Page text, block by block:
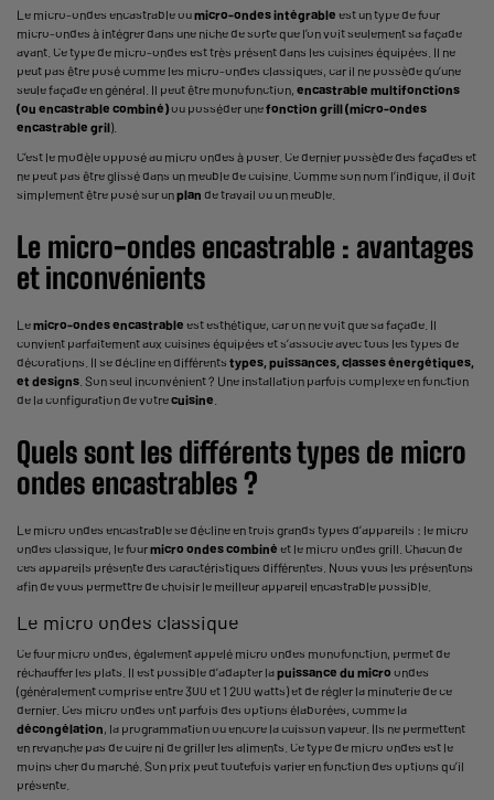
Le micro-ondes encastrable oumicro-ondes intégrable est un type de four
micro-ondes à intégrer dans une niche de sorte que l’on voit seulement sa façade
avant. Ce type de micro-ondes est très présent dans les cuisines équipées. Il ne
peut pas être posé comme les micro-ondes classiques, car il ne possède qu’une
seule façade en général. Il peut être monofonction, encastrable multifonctions
(ou encastrable combiné)ou posséder unefonction grill (micro-ondes
encastrable gril).
C’est le modèle opposé au micro ondes à poser. Ce dernier possède des façades et
ne peut pas être glissé dans un meuble de cuisine. Comme son nom l’indique, il doit
simplement être posé sur unplan de travail ou un meuble.
Le micro-ondes encastrable : avantages
et inconvénients
Lemicro-ondes encastrable est esthétique, car on ne voit que sa façade. Il
convient parfaitement aux cuisines équipées et s’associe avec tous les types de
décorations. Il se décline en différents types, puissances, classes énergétiques,
et designs . Son seul inconvénient ? Une installation parfois complexe en fonction
de la configuration de votrecuisine
Quels sont les différents types de micro
ondes encastrables ?
Le micro ondes encastrable se décline en trois grands types d’appareils : le micro
ondes classique, le fourmicro ondes combiné et le micro ondes grill. Chacun de
ces appareils présente des caractéristiques différentes. Nous vous les présentons
afin de vous permettre de choisir le meilleur appareil encastrable possible.
Le micro ondes classique
Ce four micro ondes, également appelé micro ondes monofonction, permet de
réchauffer les plats. Il est possible d’adapter lapuissance du micro ondes
(généralement comprise entre 300 et 1 200 watts) et de régler la minuterie de ce
dernier. Ces micro ondes ont parfois des options élaborées, comme la
décongélation , la programmation ou encore la cuisson vapeur. Ils ne permettent
en revanche pas de cuire ni de griller les aliments. Ce type de micro ondes est le
moins cher du marché. Son prix peut toutefois varier en fonction des options qu’il
présente.